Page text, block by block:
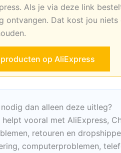
Als je via deze link
ontvangen. Dat kost jou
op AliExpress
dan alleen deze uitleg?
vooral met AliExpress,
retouren en
computerproblemen,